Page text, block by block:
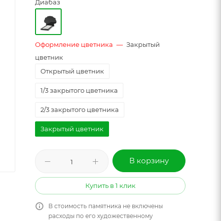
Диабаз
Оформление цветника — Закрытый
цветник
Открытый цветник
1/3 закрытого цветника
2/3 закрытого цветника
Закрытый цветник
В корзину
Купить в 1 клик
В стоимость памятника не включены
расходы по его художественному